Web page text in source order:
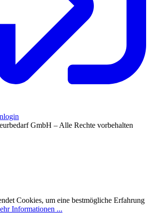
GmbH – Alle Rechte vorbehalten
Cookies, um eine bestmögliche Erfahrung
Informationen ...